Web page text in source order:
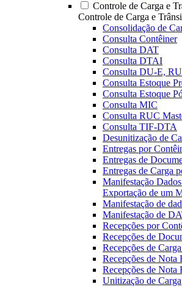
Controle de Carga e
Controle de Carga e
Consolidação de
Consulta Contêiner
Consulta DAT
Consulta DTAI
Consulta DU-E,
Consulta Estoque
Consulta Estoque
Consulta MIC
Consulta RUC
Consulta TIF-DTA
Desunitização de
Entregas por
Entregas de
Entregas de Carga
Manifestação
Exportação de um
Manifestação de
Manifestação de
Recepções por
Recepções de
Recepções de
Recepções de Nota
Recepções de Nota
Unitização de Carga